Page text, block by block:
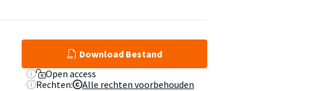
Download Bestand
Open access
Rechten:
Alle rechten voorbehouden